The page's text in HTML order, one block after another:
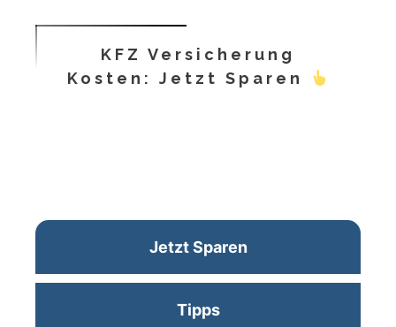
KFZ Versicherung
Kosten: Jetzt Sparen
Jetzt Sparen
Tipps